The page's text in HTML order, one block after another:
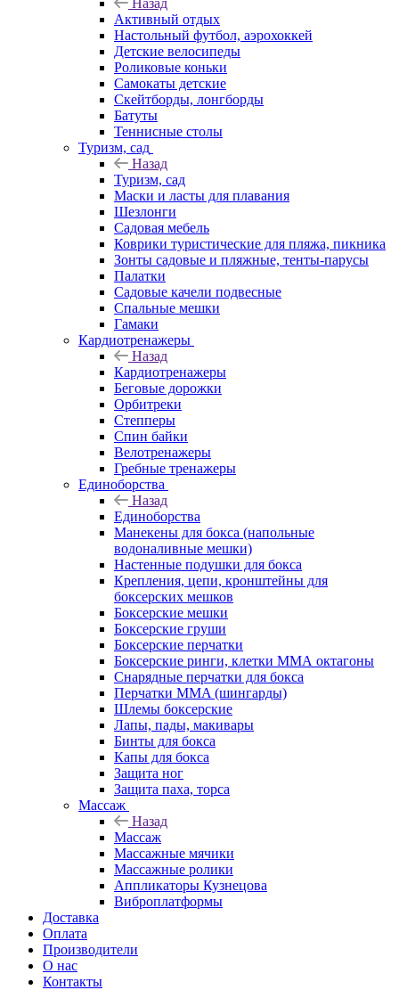
Назад
Активный отдых
Настольный футбол, аэрохоккей
Детские велосипеды
Роликовые коньки
Самокаты детские
Скейтборды, лонгборды
Батуты
Теннисные столы
Туризм, сад
Назад
Туризм, сад
Маски и ласты для плавания
Шезлонги
Садовая мебель
Коврики туристические для пляжа, пикника
Зонты садовые и пляжные, тенты-парусы
Палатки
Садовые качели подвесные
Спальные мешки
Гамаки
Кардиотренажеры
Назад
Кардиотренажеры
Беговые дорожки
Орбитреки
Степперы
Спин байки
Велотренажеры
Гребные тренажеры
Единоборства
Назад
Единоборства
Манекены для бокса (напольные
водоналивные мешки)
Настенные подушки для бокса
Крепления, цепи, кронштейны для
боксерских мешков
Боксерские мешки
Боксерские груши
Боксерские перчатки
Боксерские ринги, клетки ММА октагоны
Снарядные перчатки для бокса
Перчатки MMA (шингарды)
Шлемы боксерские
Лапы, пады, макивары
Бинты для бокса
Капы для бокса
Защита ног
Защита паха, торса
Массаж
Назад
Массаж
Массажные мячики
Массажные ролики
Аппликаторы Кузнецова
Виброплатформы
Доставка
Оплата
Производители
О нас
Контакты